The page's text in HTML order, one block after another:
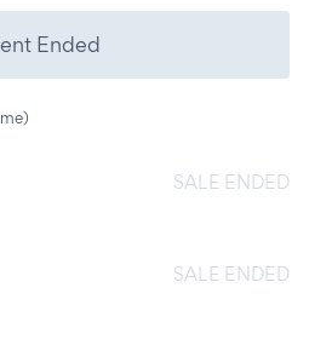
Ended
SALE ENDED
SALE ENDED